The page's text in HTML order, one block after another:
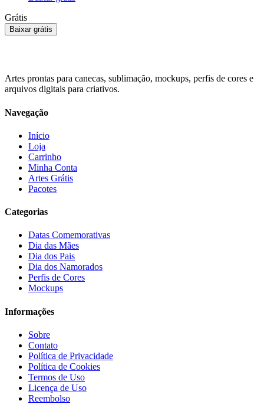
Grátis
Baixar grátis
Artes prontas para canecas, sublimação, mockups, perfis de cores e
arquivos digitais para criativos.
Navegação
Início
Loja
Carrinho
Minha Conta
Artes Grátis
Pacotes
Categorias
Datas Comemorativas
Dia das Mães
Dia dos Pais
Dia dos Namorados
Perfis de Cores
Mockups
Informações
Sobre
Contato
Política de Privacidade
Política de Cookies
Termos de Uso
Licença de Uso
Reembolso